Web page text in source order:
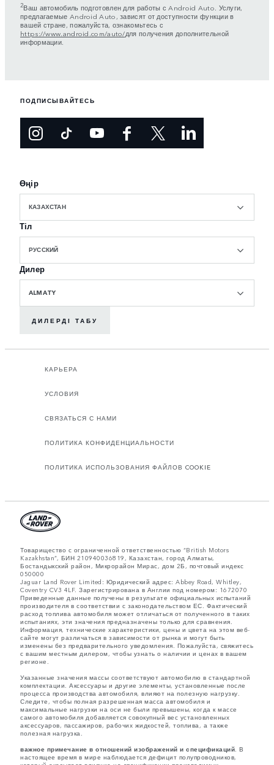
2Ваш автомобиль подготовлен для работы с Android Auto. Услуги,
предлагаемые Android Auto, зависят от доступности функции в
вашей стране, пожалуйста, ознакомьтесь с
https://www.android.com/auto/для получения дополнительной
информации.
ПОДПИСЫВАЙТЕСЬ
Өңір
КАЗАХСТАН
Тіл
РУССКИЙ
Дилер
ALMATY
ДИЛЕРДІ ТАБУ
КАРЬЕРА
УСЛОВИЯ
СВЯЗАТЬСЯ С НАМИ
ПОЛИТИКА КОНФИДЕНЦИАЛЬНОСТИ
ПОЛИТИКА ИСПОЛЬЗОВАНИЯ ФАЙЛОВ COOKIE
Товарищество с ограниченной ответственностью “British Motors
Kazakhstan”, БИН 210940036819, Казахстан, город Алматы,
Бостандыкский район, Микрорайон Мирас, дом 2Б, почтовый индекс
050000
Jaguar Land Rover Limited: Юридический адрес: Abbey Road, Whitley,
Coventry CV3 4LF. Зарегистрирована в Англии под номером: 1672070
Приведенные данные получены в результате официальных испытаний
производителя в соответствии с законодательством ЕС. Фактический
расход топлива автомобиля может отличаться от полученного в таких
испытаниях, эти значения предназначены только для сравнения.
Информация, технические характеристики, цены и цвета на этом веб-
сайте могут различаться в зависимости от рынка и могут быть
изменены без предварительного уведомления. Пожалуйста, свяжитесь
с вашим местным дилером, чтобы узнать о наличии и ценах в вашем
регионе.
Указанные значения массы соответствуют автомобилю в стандартной
комплектации. Аксессуары и другие элементы, установленные после
процесса производства автомобиля, влияют на полезную нагрузку.
Следите, чтобы полная разрешенная масса автомобиля и
максимальные нагрузки на оси не были превышены, когда к массе
самого автомобиля добавляется совокупный вес установленных
аксессуаров, пассажиров, рабочих жидкостей, топлива, а также
полезная нагрузка.
важное примечание в отношений изображений и спецификаций. В
настоящее время в мире наблюдается дефицит полупроводников,